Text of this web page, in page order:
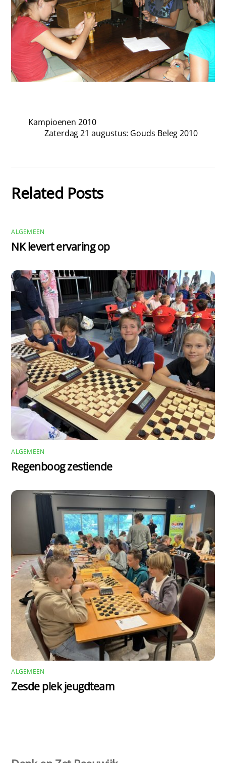
Kampioenen 2010
Zaterdag 21 augustus: Gouds Beleg 2010
Related Posts
ALGEMEEN
NK levert ervaring op
ALGEMEEN
Regenboog zestiende
ALGEMEEN
Zesde plek jeugdteam